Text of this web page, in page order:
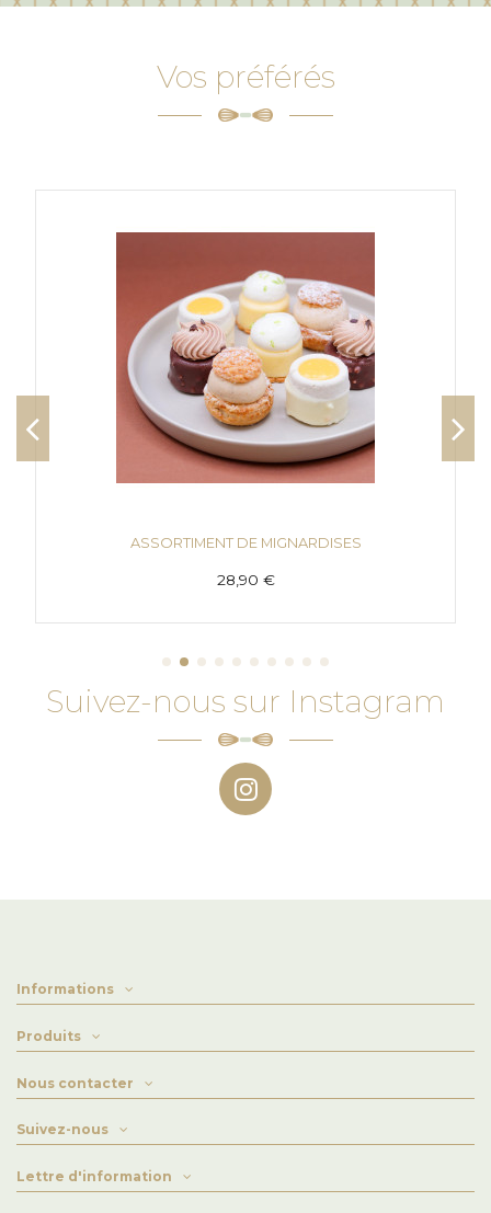
Vos préférés
ASSORTIMENT DE MIGNARDISES
28,90 €
Suivez-nous sur Instagram
Informations
Produits
Nous contacter
Suivez-nous
Lettre d'information